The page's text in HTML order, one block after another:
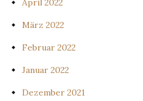
April 2022
März 2022
Februar 2022
Januar 2022
Dezember 2021